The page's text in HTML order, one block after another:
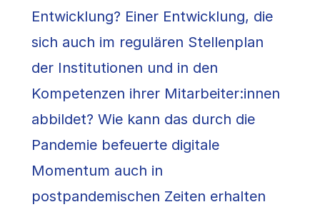
Entwicklung? Einer Entwicklung, die
sich auch im regulären Stellenplan
der Institutionen und in den
Kompetenzen ihrer Mitarbeiter:innen
abbildet? Wie kann das durch die
Pandemie befeuerte digitale
Momentum auch in
postpandemischen Zeiten erhalten